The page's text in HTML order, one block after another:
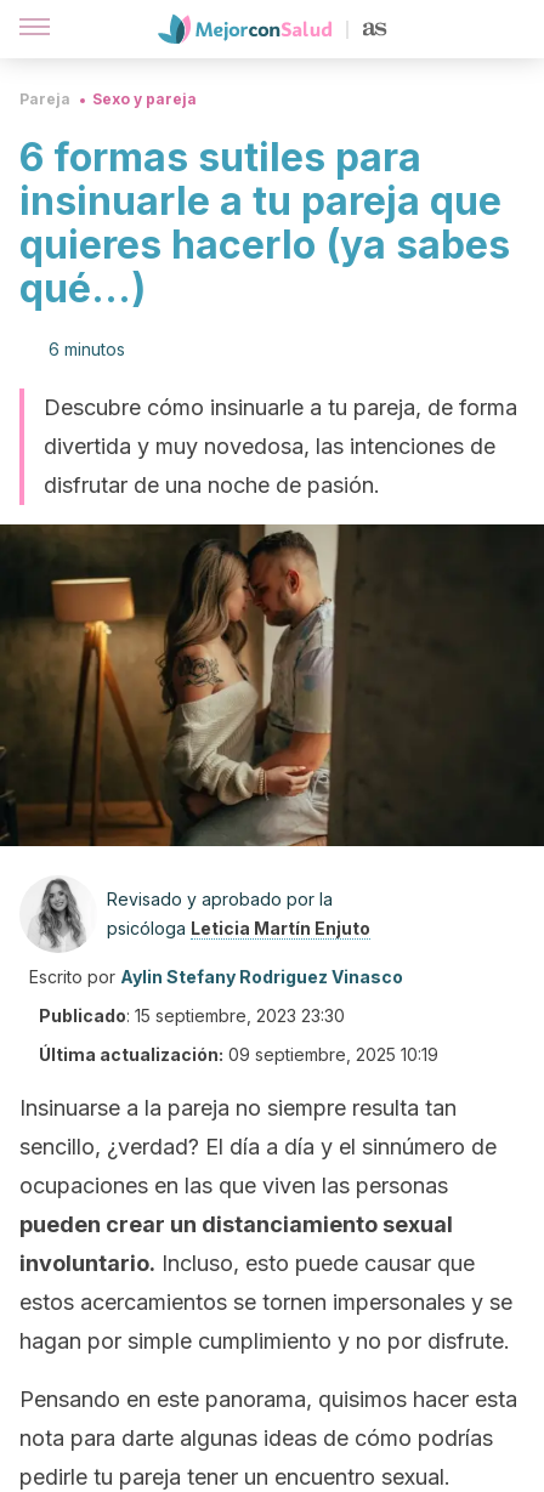
Pareja Sexo y pareja
6 formas sutiles para
insinuarle a tu pareja que
quieres hacerlo (ya sabes
qué...)
6 minutos
Descubre cómo insinuarle a tu pareja, de forma
divertida y muy novedosa, las intenciones de
disfrutar de una noche de pasión.
Revisado y aprobado por la
psicóloga Leticia Martín Enjuto
Escrito por Aylin Stefany Rodriguez Vinasco
Publicado: 15 septiembre, 2023 23:30
Última actualización: 09 septiembre, 2025 10:19
Insinuarse a la pareja no siempre resulta tan
sencillo, ¿verdad? El día a día y el sinnúmero de
ocupaciones en las que viven las personas
pueden crear un distanciamiento sexual
involuntario. Incluso, esto puede causar que
estos acercamientos se tornen impersonales y se
hagan por simple cumplimiento y no por disfrute.
Pensando en este panorama, quisimos hacer esta
nota para darte algunas ideas de cómo podrías
pedirle tu pareja tener un encuentro sexual.